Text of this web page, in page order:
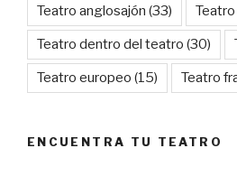
Teatro anglosajón (33)
Teatro dentro del teatro (30)
Teatro europeo (15) Teatro
ENCUENTRA TU TEATRO